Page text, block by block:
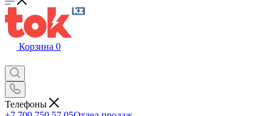
Корзина 0
Телефоны